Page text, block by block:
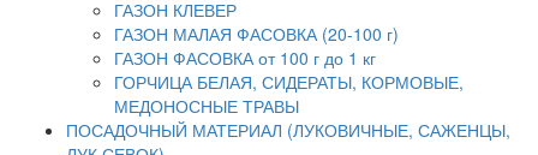
ГАЗОН КЛЕВЕР
ГАЗОН МАЛАЯ ФАСОВКА (20-100 г)
ГАЗОН ФАСОВКА от 100 г до 1 кг
ГОРЧИЦА БЕЛАЯ, СИДЕРАТЫ, КОРМОВЫЕ,
МЕДОНОСНЫЕ ТРАВЫ
ПОСАДОЧНЫЙ МАТЕРИАЛ (ЛУКОВИЧНЫЕ, САЖЕНЦЫ,